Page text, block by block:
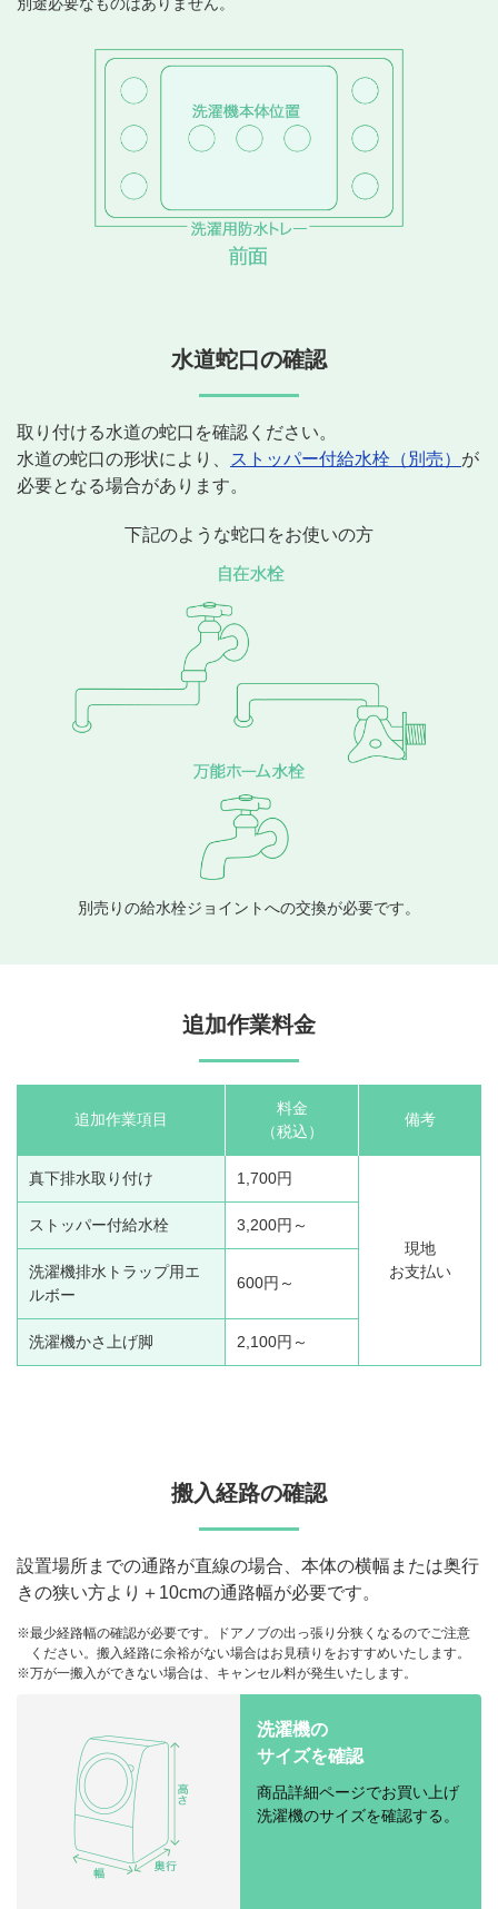
水道蛇口の確認
取り付ける水道の蛇口を確認ください。
水道の蛇口の形状により、
ストッパー付給水栓（別売） が
必要となる場合があります。
下記のような蛇口をお使いの方
別売りの給水栓ジョイントへの交換が必要です。
追加作業料金
追加作業項目
料金
（税込）
備考
真下排水取り付け 1,700円
現地
お支払い
ストッパー付給水栓 3,200円～
洗濯機排水トラップ用エ
ルボー
600円～
洗濯機かさ上げ脚 2,100円～
搬入経路の確認
設置場所までの通路が直線の場合、本体の横幅または奥行
きの狭い方より＋10cmの通路幅が必要です。
※最少経路幅の確認が必要です。ドアノブの出っ張り分狭くなるのでご注意
ください。搬入経路に余裕がない場合はお見積りをおすすめいたします。
※万が一搬入ができない場合は、キャンセル料が発生いたします。
洗濯機の
サイズを確認
商品詳細ページでお買い上げ
洗濯機のサイズを確認する。